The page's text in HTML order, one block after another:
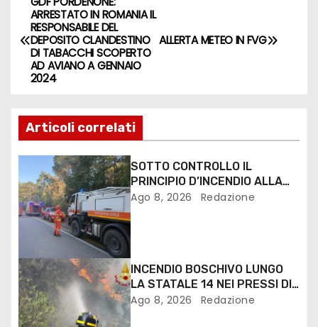
ALLERTA METEO IN FVG
ARRESTATO IN ROMANIA IL
RESPONSABILE DEL
DEPOSITO CLANDESTINO
DI TABACCHI SCOPERTO
AD AVIANO A GENNAIO
2024
Articoli correlati
SOTTO CONTROLLO IL
PRINCIPIO D’INCENDIO ALLA
PINETA DI LIGNANO
Ago 8, 2026 Redazione
INCENDIO BOSCHIVO LUNGO
LA STATALE 14 NEI PRESSI DI
MONFALCONE
Ago 8, 2026 Redazione